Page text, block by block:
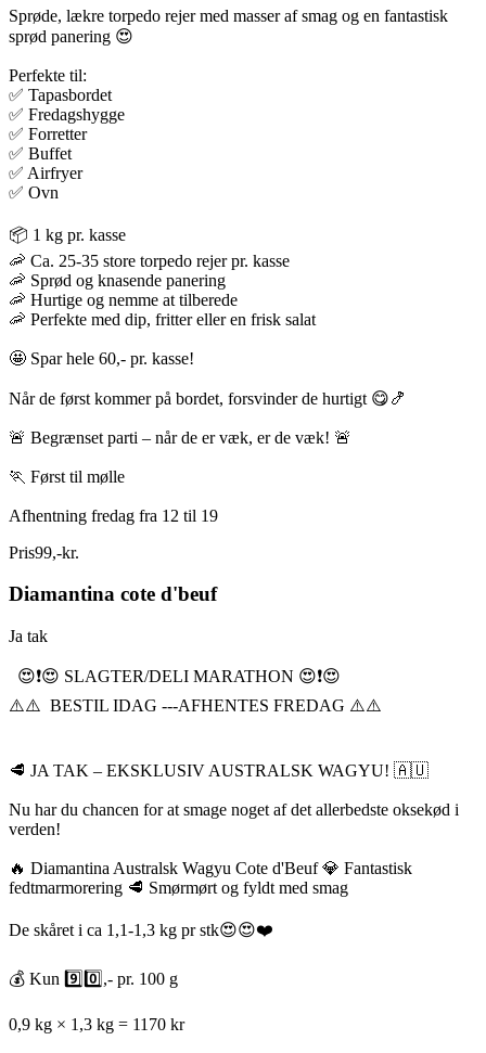
Sprøde, lækre torpedo rejer med masser af smag og en fantastisk
sprød panering 😍
Perfekte til:
✅ Tapasbordet
✅ Fredagshygge
✅ Forretter
✅ Buffet
✅ Airfryer
✅ Ovn
📦 1 kg pr. kasse
🦐 Ca. 25-35 store torpedo rejer pr. kasse
🦐 Sprød og knasende panering
🦐 Hurtige og nemme at tilberede
🦐 Perfekte med dip, fritter eller en frisk salat
🤩 Spar hele 60,- pr. kasse!
Når de først kommer på bordet, forsvinder de hurtigt 😋🍤
🚨 Begrænset parti – når de er væk, er de væk! 🚨
🏃 Først til mølle
Afhentning fredag fra 12 til 19
Pris99,-kr.
Diamantina cote d'beuf
Ja tak
😍❗️😍 SLAGTER/DELI MARATHON 😍❗️😍
⚠️⚠️ BESTIL IDAG ---AFHENTES FREDAG ⚠️⚠️
🥩 JA TAK – EKSKLUSIV AUSTRALSK WAGYU! 🇦🇺
Nu har du chancen for at smage noget af det allerbedste oksekød i
verden!
🔥 Diamantina Australsk Wagyu Cote d'Beuf 💎 Fantastisk
fedtmarmorering 🥩 Smørmørt og fyldt med smag
De skåret i ca 1,1-1,3 kg pr stk😍😍❤️
💰 Kun 9️⃣0️⃣,- pr. 100 g
0,9 kg × 1,3 kg = 1170 kr